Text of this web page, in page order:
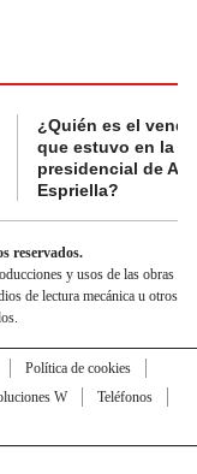
¿Quién es el
que estuvo en la
presidencial de
Espriella?
reservados.
y usos de las obras
de lectura mecánica u otros
Política de cookies
W
Teléfonos